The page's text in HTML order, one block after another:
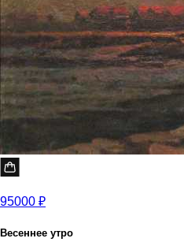
95000 ₽
Весеннее утро